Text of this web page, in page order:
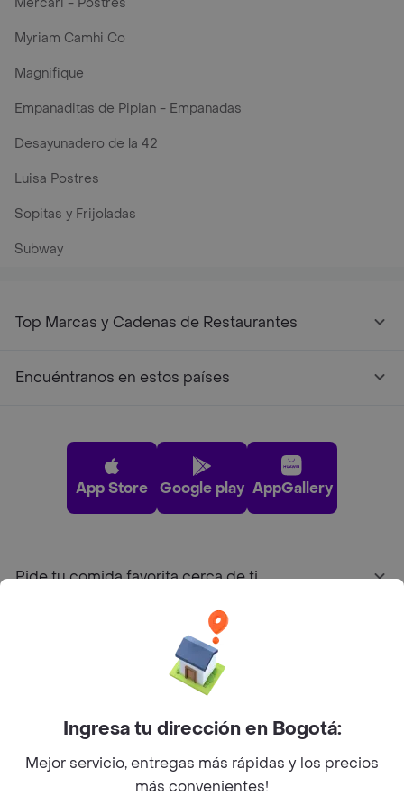
Myriam Camhi Co
Magnifique
Empanaditas de Pipian - Empanadas
Desayunadero de la 42
Luisa Postres
Sopitas y Frijoladas
Subway
Top Marcas y Cadenas de Restaurantes
Encuéntranos en estos países
App Store Google play AppGallery
Pide tu comida favorita cerca de ti
Sobre Rappi
Ingresa tu dirección en Bogotá:
Mejor servicio, entregas más rápidas y los precios
más convenientes!